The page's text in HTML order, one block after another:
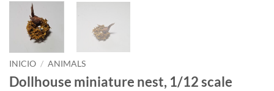
INICIO / ANIMALS
Dollhouse miniature nest, 1/12 scale